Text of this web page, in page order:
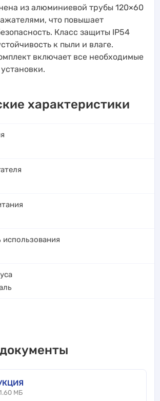
из алюминиевой трубы 120×60
что повышает
Класс защиты IP54
к пыли и влаге.
включает все необходимые
характеристики
использования
МБ